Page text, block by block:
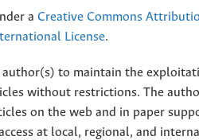
a Creative Commons
License.
to maintain the
without restrictions. The
on the web and in paper
at local, regional, and